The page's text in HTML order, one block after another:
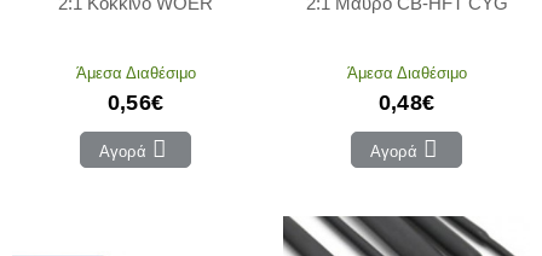
Άμεσα Διαθέσιμο
0,56€
Αγορά
Άμεσα Διαθέσιμο
0,48€
Αγορά